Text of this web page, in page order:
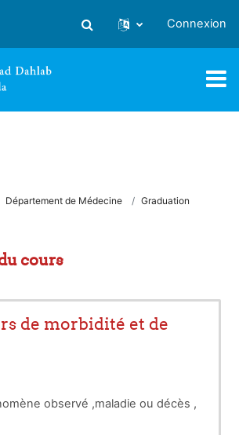
Activer/désactiver la saisie
Connexion
Département de Médecine
Graduation
cours
de morbidité et de
observé ,maladie ou décès ,